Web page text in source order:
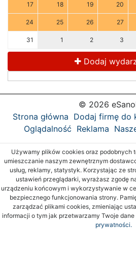
17 18 19 20
24 25 26 27
31 1 2 3
Dodaj
© 2026
Strona główna Dodaj firmę do
Oglądalność Reklama
Używamy plików cookies oraz podobnych
umieszczanie naszym zewnętrznym
usług, reklamy, statystyk. Korzystając ze
ustawień przeglądarki, wyrażasz zgodę
urządzeniu końcowym i wykorzystywanie w
bezpiecznego funkcjonowania strony.
zarządzać plikami cookies, zmieniając
informacji o tym jak przetwarzamy Twoje
prywatności.